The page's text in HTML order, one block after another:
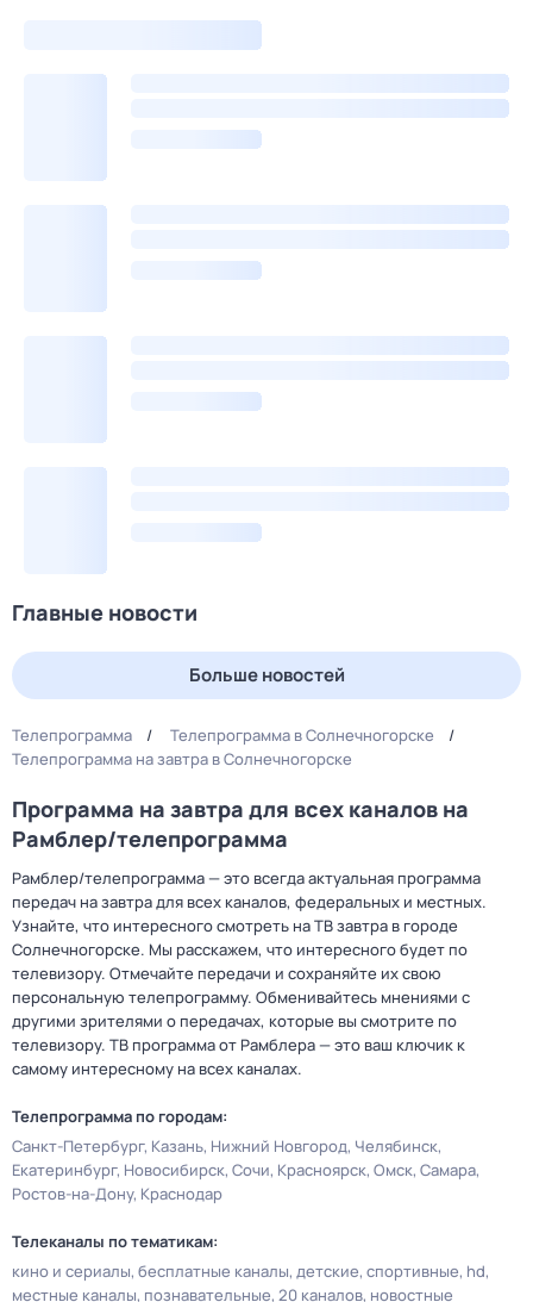
Главные новости
Больше новостей
Телепрограмма
Телепрограмма в Солнечногорске
Телепрограмма на завтра в Солнечногорске
Программа на завтра для всех каналов на
Рамблер/телепрограмма
Рамблер/телепрограмма — это всегда актуальная программа
передач на завтра для всех каналов, федеральных и местных.
Узнайте, что интересного смотреть на ТВ завтра в городе
Солнечногорске. Мы расскажем, что интересного будет по
телевизору. Отмечайте передачи и сохраняйте их свою
персональную телепрограмму. Обменивайтесь мнениями с
другими зрителями о передачах, которые вы смотрите по
телевизору. ТВ программа от Рамблера — это ваш ключик к
самому интересному на всех каналах.
Телепрограмма по городам:
Санкт-Петербург Казань Нижний Новгород Челябинск
Екатеринбург Новосибирск Сочи Красноярск Омск Самара
Ростов-на-Дону Краснодар
Телеканалы по тематикам:
кино и сериалы бесплатные каналы детские спортивные hd
местные каналы познавательные 20 каналов новостные